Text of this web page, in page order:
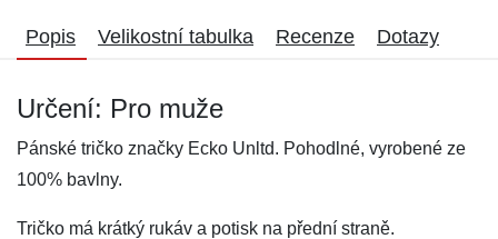
Popis Velikostní tabulka Recenze Dotazy
Určení: Pro muže
Pánské tričko značky Ecko Unltd. Pohodlné, vyrobené ze
100% bavlny.
Tričko má krátký rukáv a potisk na přední straně.